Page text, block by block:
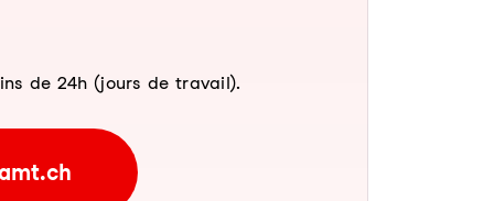
de 24h (jours de travail).